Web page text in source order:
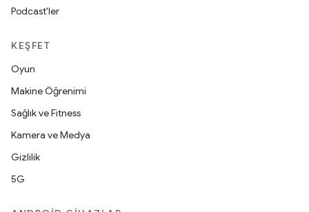
Podcast'ler
KEŞFET
Oyun
Makine Öğrenimi
Sağlık ve Fitness
Kamera ve Medya
Gizlilik
5G